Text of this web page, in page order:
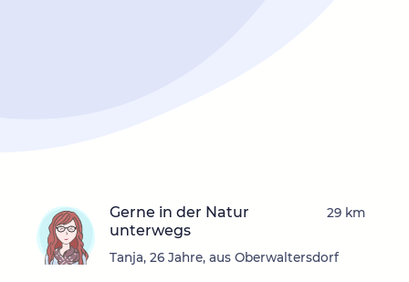
Gerne in der Natur
unterwegs
Tanja, 26 Jahre, aus Oberwaltersdorf
29 km